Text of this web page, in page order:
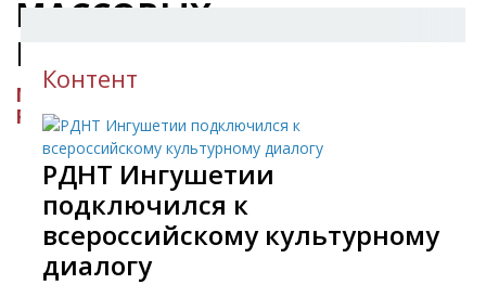
МАССОВЫХ
МЕРОПРИЯТИЙ»
МИНИСТЕРСТВО КУЛЬТУРЫ
РЕСПУБЛИКИ ИНГУШЕТИЯ
Контент
РДНТ Ингушетии
подключился к
всероссийскому культурному
диалогу